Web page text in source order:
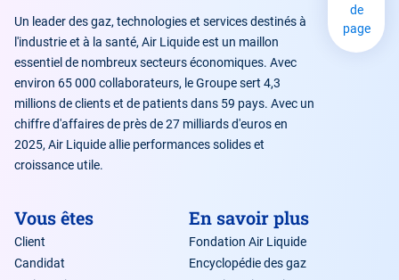
Un leader des gaz, technologies et services destinés à
l'industrie et à la santé, Air Liquide est un maillon
essentiel de nombreux secteurs économiques. Avec
environ 65 000 collaborateurs, le Groupe sert 4,3
millions de clients et de patients dans 59 pays. Avec un
chiffre d'affaires de près de 27 milliards d'euros en
2025, Air Liquide allie performances solides et
croissance utile.
Vous êtes
Client
Candidat
En savoir plus
Fondation Air Liquide
Encyclopédie des gaz
de
page